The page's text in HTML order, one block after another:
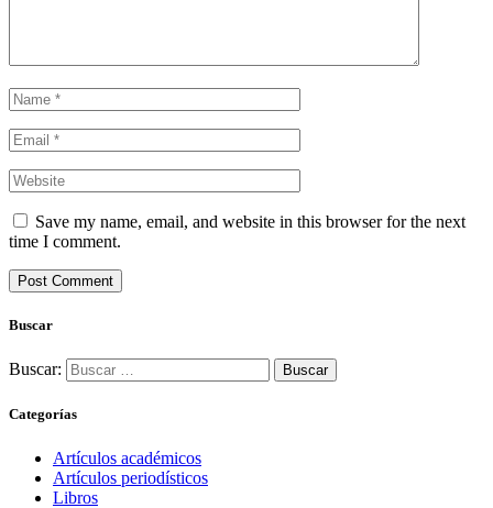
Save my name, email, and website in this browser for the next
time I comment.
Buscar
Buscar:
Categorías
Artículos académicos
Artículos periodísticos
Libros